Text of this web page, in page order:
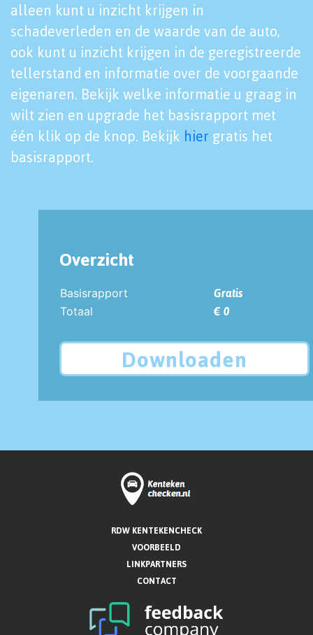
alleen kunt u inzicht krijgen in
schadeverleden en de waarde van de auto,
ook kunt u inzicht krijgen in de geregistreerde
tellerstand en informatie over de voorgaande
eigenaren. Bekijk welke informatie u graag in
wilt zien en upgrade het basisrapport met
één klik op de knop. Bekijk hier gratis het
basisrapport.
Overzicht
Basisrapport
Gratis
Totaal
€ 0
Downloaden
RDW KENTEKENCHECK
VOORBEELD
LINKPARTNERS
CONTACT